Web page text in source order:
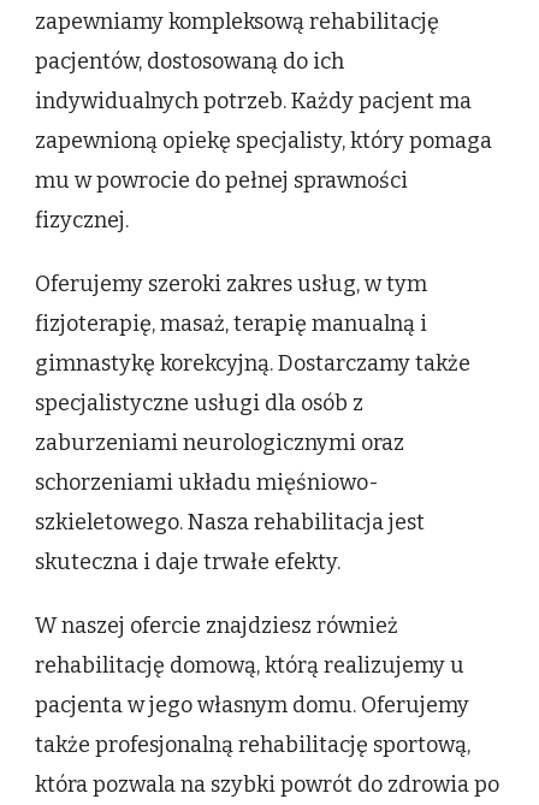
zapewniamy kompleksową rehabilitację
pacjentów, dostosowaną do ich
indywidualnych potrzeb. Każdy pacjent ma
zapewnioną opiekę specjalisty, który pomaga
mu w powrocie do pełnej sprawności
fizycznej.
Oferujemy szeroki zakres usług, w tym
fizjoterapię, masaż, terapię manualną i
gimnastykę korekcyjną. Dostarczamy także
specjalistyczne usługi dla osób z
zaburzeniami neurologicznymi oraz
schorzeniami układu mięśniowo-
szkieletowego. Nasza rehabilitacja jest
skuteczna i daje trwałe efekty.
W naszej ofercie znajdziesz również
rehabilitację domową, którą realizujemy u
pacjenta w jego własnym domu. Oferujemy
także profesjonalną rehabilitację sportową,
która pozwala na szybki powrót do zdrowia po